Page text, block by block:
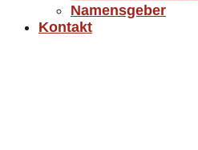
Namensgeber
Kontakt